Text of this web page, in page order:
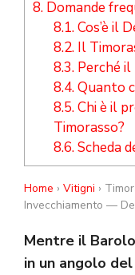
8. Domande
8.1.Cos’è il
8.2.Il
8.3.Perché il
8.4.Quanto
8.5.Chi è il
Timorasso?
8.6.Scheda
Home › Vitigni ›
Invecchiamento —
Mentre il
in un angolo